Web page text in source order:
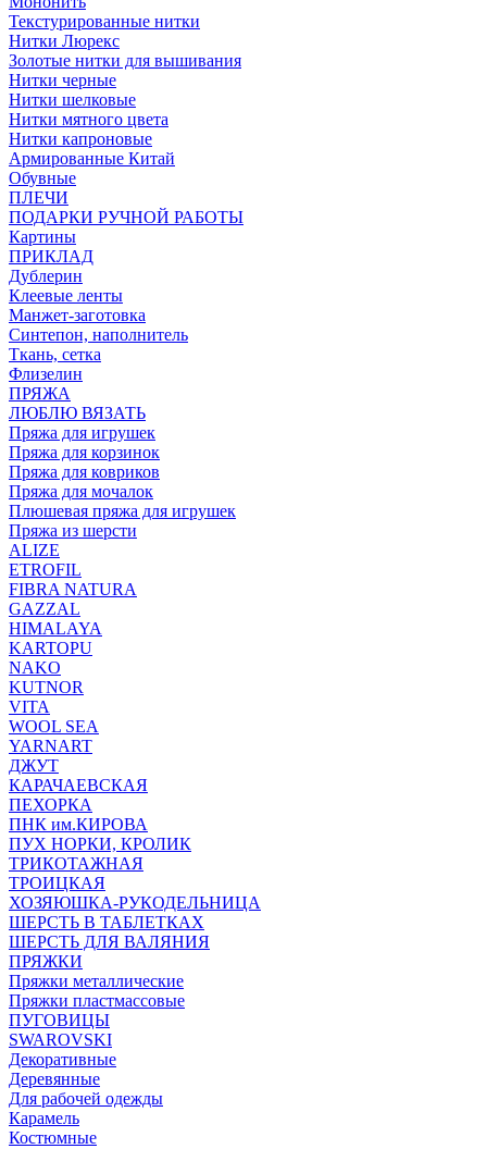
Текстурированные нитки
Нитки Люрекс
Золотые нитки для вышивания
Нитки черные
Нитки шелковые
Нитки мятного цвета
Нитки капроновые
Армированные Китай
Обувные
ПЛЕЧИ
ПОДАРКИ РУЧНОЙ РАБОТЫ
Картины
ПРИКЛАД
Дублерин
Клеевые ленты
Манжет-заготовка
Синтепон, наполнитель
Ткань, сетка
Флизелин
ПРЯЖА
ЛЮБЛЮ ВЯЗАТЬ
Пряжа для игрушек
Пряжа для корзинок
Пряжа для ковриков
Пряжа для мочалок
Плюшевая пряжа для игрушек
Пряжа из шерсти
ALIZE
ETROFIL
FIBRA NATURA
GAZZAL
HIMALAYA
KARTOPU
NAKO
KUTNOR
VITA
WOOL SEA
YARNART
ДЖУТ
КАРАЧАЕВСКАЯ
ПЕХОРКА
ПНК им.КИРОВА
ПУХ НОРКИ, КРОЛИК
ТРИКОТАЖНАЯ
ТРОИЦКАЯ
ХОЗЯЮШКА-РУКОДЕЛЬНИЦА
ШЕРСТЬ В ТАБЛЕТКАХ
ШЕРСТЬ ДЛЯ ВАЛЯНИЯ
ПРЯЖКИ
Пряжки металлические
Пряжки пластмассовые
ПУГОВИЦЫ
SWAROVSKI
Декоративные
Деревянные
Для рабочей одежды
Карамель
Костюмные